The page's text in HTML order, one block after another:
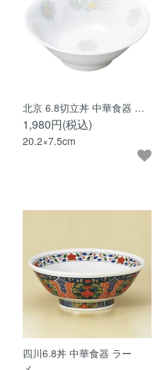
北京 6.8切立丼 中華食器 …
1,980円(税込)
20.2×7.5cm
四川6.8丼 中華食器 ラー